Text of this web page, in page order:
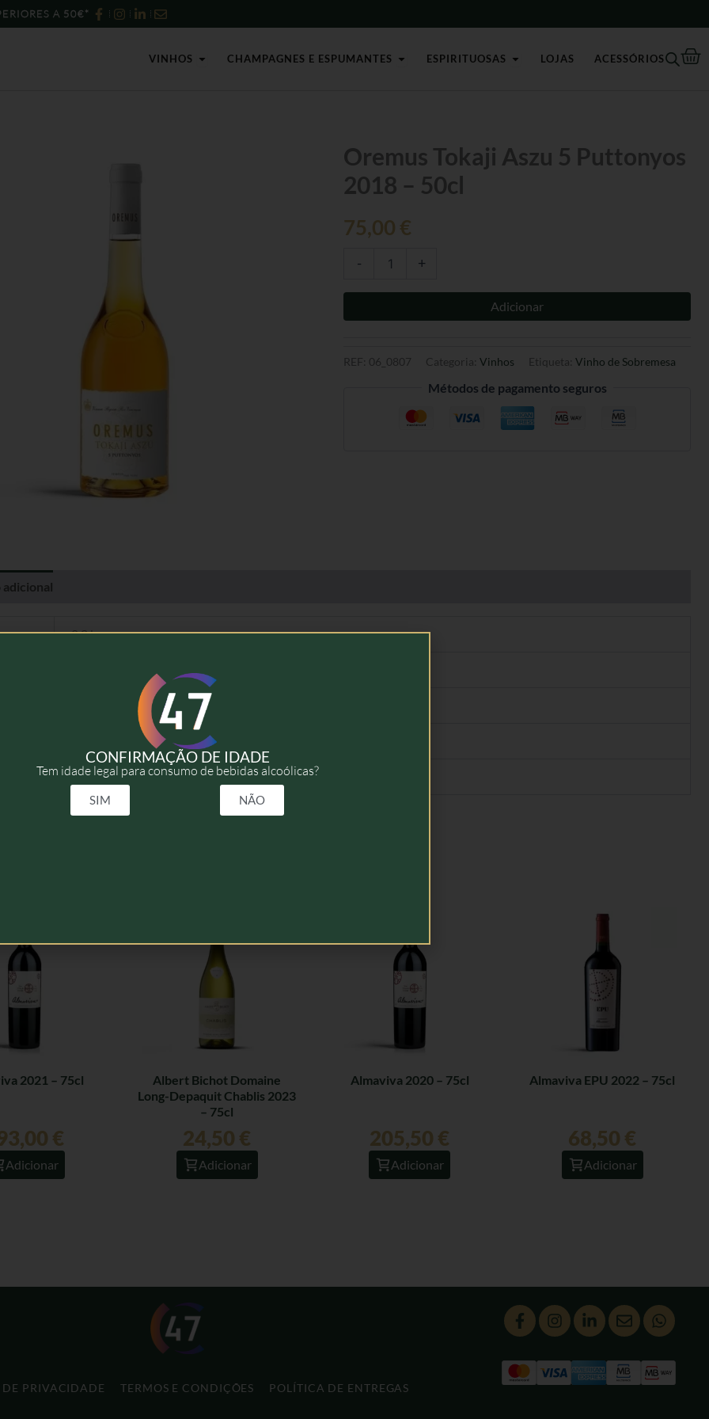
A 50€*
VINHOS Open Vinhos
CHAMPAGNES E ESPUMANTES Open Champagnes e Espumantes
ESPIRITUOSAS Open Espirituosas
LOJAS ACESSÓRIOS
Oremus Tokaji Aszu 5 Puttonyos
2018 – 50cl
75,00 €
-
Quantidade
de
Oremus
Tokaji
5
50cl
+
Adicionar
REF: 06_0807 Categoria:Vinhos Etiqueta:Vinho de Sobremesa
Métodos de pagamento seguros
0,8 kg
Tempos Vega Sicilia, Tokaj-Oremus
Vinho de Sobremesa
50cl
2021 – 75cl
€
Adicionar
Albert Bichot Domaine
Long-Depaquit Chablis 2023
– 75cl
24,50 €
Adicionar
Almaviva 2020 – 75cl
205,50 €
Adicionar
Almaviva EPU 2022 – 75cl
68,50 €
Adicionar
PRIVACIDADE TERMOS E CONDIÇÕES POLÍTICA DE ENTREGAS
5
2018
CONFIRMAÇÃO DE IDADE
Tem idade legal para consumo de bebidas alcoólicas?
SIM NÃO